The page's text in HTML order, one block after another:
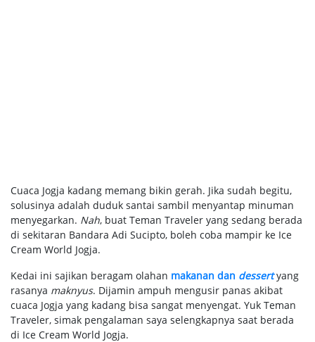
Cuaca Jogja kadang memang bikin gerah. Jika sudah begitu,
solusinya adalah duduk santai sambil menyantap minuman
menyegarkan. Nah, buat Teman Traveler yang sedang berada
di sekitaran Bandara Adi Sucipto, boleh coba mampir ke Ice
Cream World Jogja.
Kedai ini sajikan beragam olahan makanan dan dessertyang
rasanya maknyus. Dijamin ampuh mengusir panas akibat
cuaca Jogja yang kadang bisa sangat menyengat. Yuk Teman
Traveler, simak pengalaman saya selengkapnya saat berada
di Ice Cream World Jogja.